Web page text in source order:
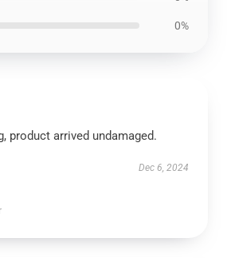
0%
product arrived undamaged.
Dec 6, 2024